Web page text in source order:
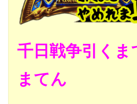
千日戦争引くま
まてん